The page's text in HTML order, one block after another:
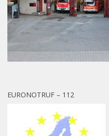
EURONOTRUF – 112